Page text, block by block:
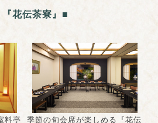
花伝茶寮』■
料亭
季節の旬会席が楽しめる『花伝